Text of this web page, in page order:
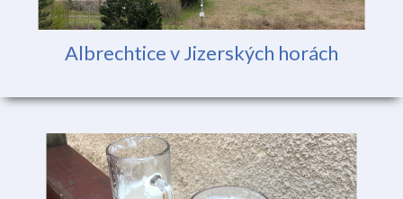
Albrechtice v Jizerských horách